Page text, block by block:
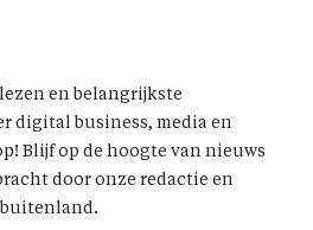
en belangrijkste
digital business, media en
Blijf op de hoogte van nieuws
door onze redactie en